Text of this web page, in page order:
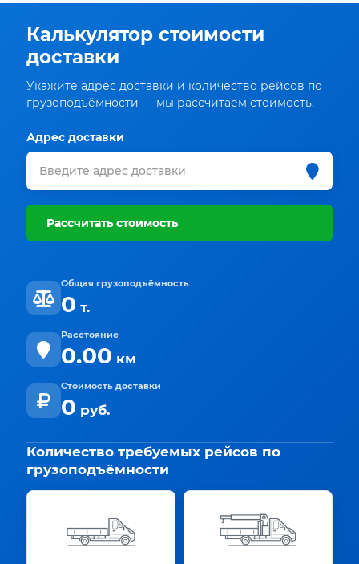
Калькулятор стоимости
доставки
Укажите адрес доставки и количество рейсов по
грузоподъёмности — мы рассчитаем стоимость.
Адрес доставки
Рассчитать стоимость
Общая грузоподъёмность
0 т.
Расстояние
0.00 км
Стоимость доставки
0 руб.
Количество требуемых рейсов по
грузоподъёмности